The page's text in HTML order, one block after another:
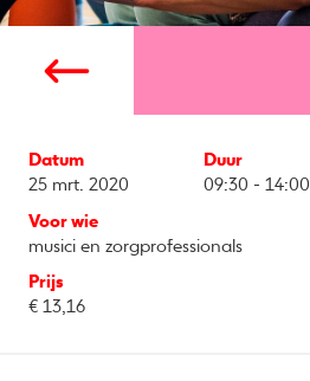
Datum
25 mrt. 2020
Duur
09:30 - 14:00
Voor wie
musici en zorgprofessionals
Prijs
€ 13,16